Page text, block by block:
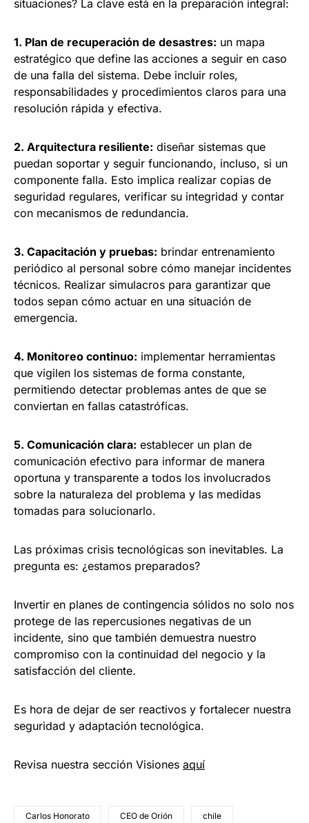
situaciones? La clave está en la preparación integral:
1. Plan de recuperación de desastres: un mapa
estratégico que define las acciones a seguir en caso
de una falla del sistema. Debe incluir roles,
responsabilidades y procedimientos claros para una
resolución rápida y efectiva.
2. Arquitectura resiliente: diseñar sistemas que
puedan soportar y seguir funcionando, incluso, si un
componente falla. Esto implica realizar copias de
seguridad regulares, verificar su integridad y contar
con mecanismos de redundancia.
3. Capacitación y pruebas: brindar entrenamiento
periódico al personal sobre cómo manejar incidentes
técnicos. Realizar simulacros para garantizar que
todos sepan cómo actuar en una situación de
emergencia.
4. Monitoreo continuo: implementar herramientas
que vigilen los sistemas de forma constante,
permitiendo detectar problemas antes de que se
conviertan en fallas catastróficas.
5. Comunicación clara: establecer un plan de
comunicación efectivo para informar de manera
oportuna y transparente a todos los involucrados
sobre la naturaleza del problema y las medidas
tomadas para solucionarlo.
Las próximas crisis tecnológicas son inevitables. La
pregunta es: ¿estamos preparados?
Invertir en planes de contingencia sólidos no solo nos
protege de las repercusiones negativas de un
incidente, sino que también demuestra nuestro
compromiso con la continuidad del negocio y la
satisfacción del cliente.
Es hora de dejar de ser reactivos y fortalecer nuestra
seguridad y adaptación tecnológica.
Revisa nuestra sección Visiones aquí
Carlos Honorato CEO de Orión chile